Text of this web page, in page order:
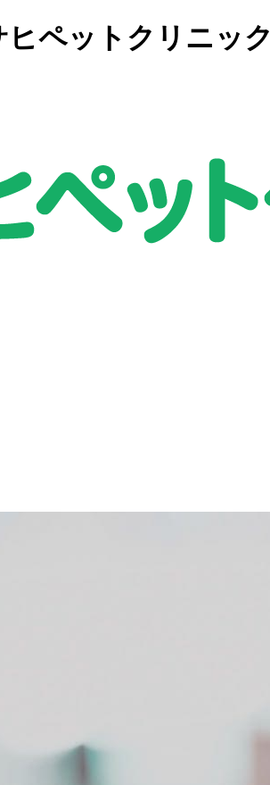
ペットクリニック